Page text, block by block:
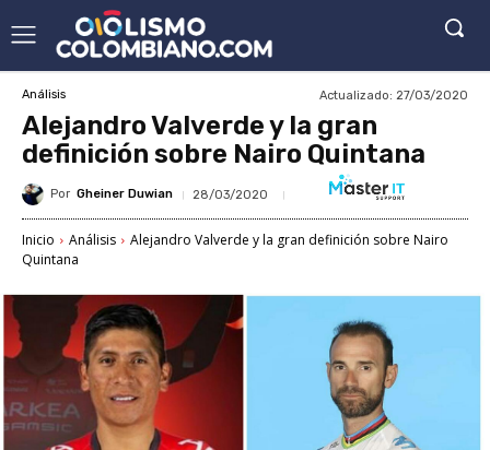
Análisis Actualizado: 27/03/2020
Alejandro Valverde y la gran
definición sobre Nairo Quintana
Por Gheiner Duwian 28/03/2020
Inicio Análisis
Alejandro Valverde y la gran definición sobre Nairo
Quintana